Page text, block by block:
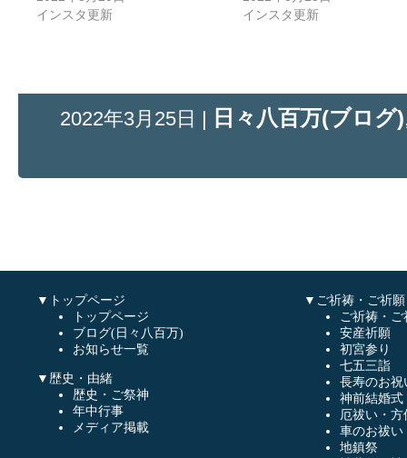
インスタ更新
インスタ更新
2022年3月25日 | 日々八百万(ブログ)
▼トップページ
トップページ
ブログ(日々八百万)
お知らせ一覧
▼歴史・由緒
歴史・ご祭神
年中行事
メディア掲載
▼ご祈祷・ご祈願
ご祈祷・
安産祈願
初宮参り
七五三詣
長寿のお祝
神前結婚式
厄祓い・方
車のお祓い
地鎮祭